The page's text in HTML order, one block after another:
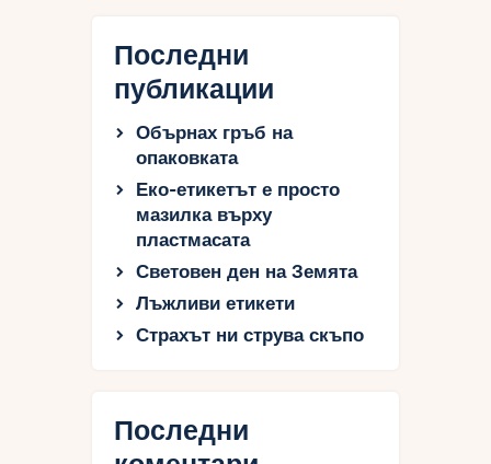
Последни
публикации
Обърнах гръб на
опаковката
Еко-етикетът е просто
мазилка върху
пластмасата
Световен ден на Земята
Лъжливи етикети
Страхът ни струва скъпо
Последни